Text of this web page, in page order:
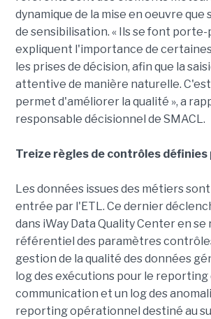
dynamique de la mise en oeuvre que
de sensibilisation. « Ils se font porte-
expliquent l'importance de
les prises de décision, afin que la
attentive de manière naturelle. C'est
permet d'améliorer la qualité », a
responsable décisionnel de SMACL.
Treize règles de contrôles
Les données issues des métiers
entrée par l'ETL. Ce dernier
dans iWay Data Quality Center en
référentiel des paramètres
gestion de la qualité des données
log des exécutions pour le reporting
communication et un log des
reporting opérationnel destiné au